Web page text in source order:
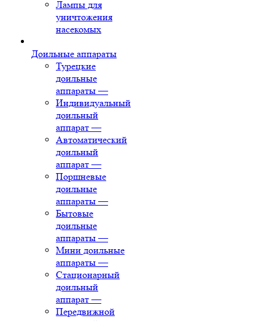
Лампы для
уничтожения
насекомых
Доильные аппараты
Турецкие
доильные
аппараты —
Индивидуальный
доильный
аппарат —
Автоматический
доильный
аппарат —
Поршневые
доильные
аппараты —
Бытовые
доильные
аппараты —
Мини доильные
аппараты —
Стационарный
доильный
аппарат —
Передвижной